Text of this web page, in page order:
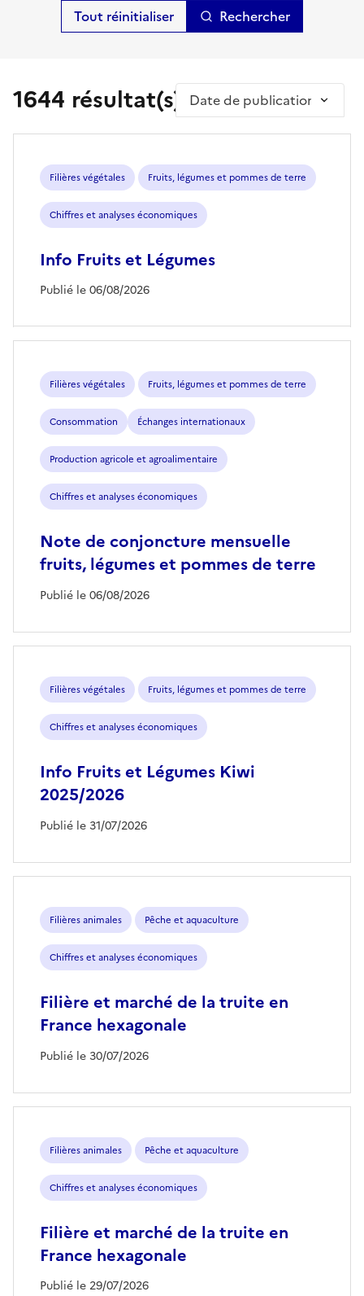
Trier par
Rechercher
1644 résultat(s)
Filières végétales Fruits, légumes et pommes de terre
Chiffres et analyses économiques
Info Fruits et Légumes
Publié le 06/08/2026
Filières végétales Fruits, légumes et pommes de terre
Consommation Échanges internationaux
Production agricole et agroalimentaire
Chiffres et analyses économiques
Note de conjoncture mensuelle
fruits, légumes et pommes de terre
Publié le 06/08/2026
Filières végétales Fruits, légumes et pommes de terre
Chiffres et analyses économiques
Info Fruits et Légumes Kiwi
2025/2026
Publié le 31/07/2026
Filières animales Pêche et aquaculture
Chiffres et analyses économiques
Filière et marché de la truite en
France hexagonale
Publié le 30/07/2026
Filières animales Pêche et aquaculture
Chiffres et analyses économiques
Filière et marché de la truite en
France hexagonale
Publié le 29/07/2026